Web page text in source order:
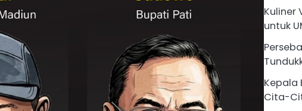
Kuliner
untuk
Kepala
Cita-